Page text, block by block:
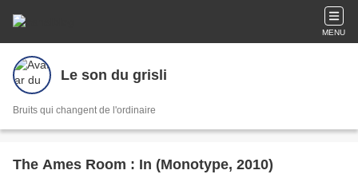
MENU
Le son du grisli
Bruits qui changent de l'ordinaire
The Ames Room : In (Monotype, 2010)